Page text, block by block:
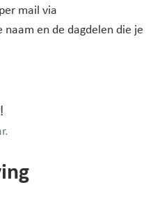
mail via
en de dagdelen die je